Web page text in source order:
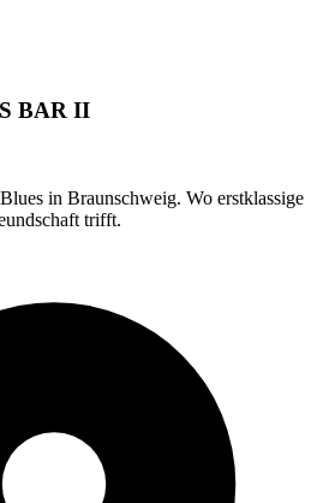
BAR II
in Braunschweig. Wo erstklassige
trifft.